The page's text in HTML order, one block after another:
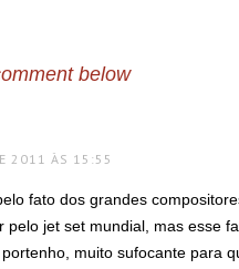
below
2011 ÀS 15:55
fato dos grandes
pelo jet set mundial, mas esse
muito sufocante para